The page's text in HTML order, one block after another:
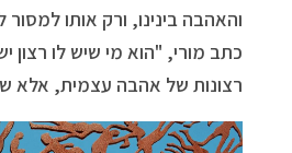
והאהבה בינינו, ורק אותו
כתב מורי, "הוא מי שיש לו רצון
רצונות של אהבה עצמית, אלא